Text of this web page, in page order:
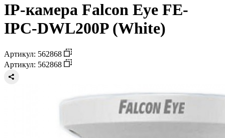
IP-камера Falcon Eye FE-
IPC-DWL200P (White)
Артикул: 562868
Артикул: 562868